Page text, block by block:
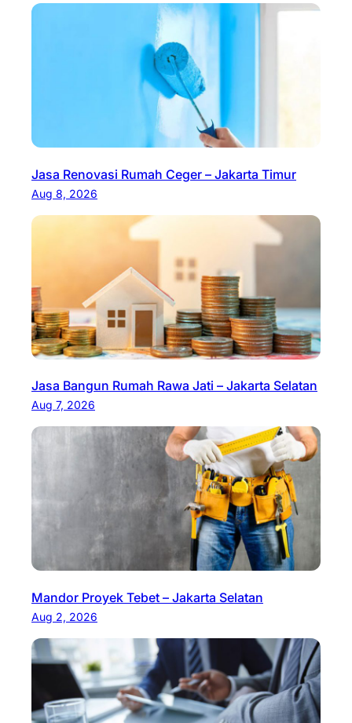
Jasa Renovasi Rumah Ceger – Jakarta Timur
Aug 8, 2026
Jasa Bangun Rumah Rawa Jati – Jakarta Selatan
Aug 7, 2026
Mandor Proyek Tebet – Jakarta Selatan
Aug 2, 2026